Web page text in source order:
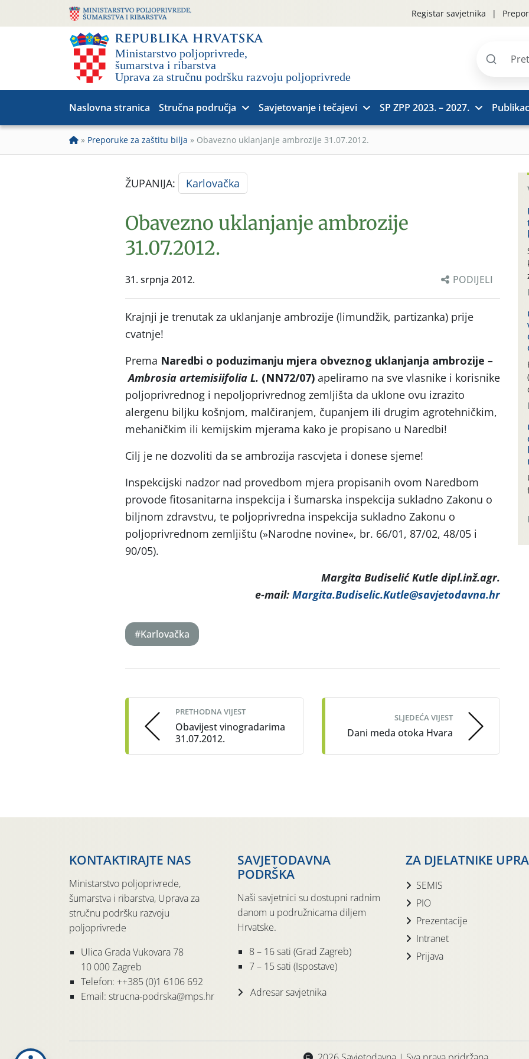
Registar savjetnika
Pretraži
Naslovna stranica Stručna područja Savjetovanje i tečajevi SP ZPP 2023. – 2027.
» Preporuke za zaštitu bilja » Obavezno uklanjanje ambrozije 31.07.2012.
ŽUPANIJA: Karlovačka
Obavezno uklanjanje ambrozije
31.07.2012.
31. srpnja 2012. PODIJELI
Krajnji je trenutak za uklanjanje ambrozije (limundžik, partizanka) prije
cvatnje!
Prema Naredbi o poduzimanju mjera obveznog uklanjanja ambrozije –
Ambrosia artemisiifolia L. (NN72/07) apeliramo na sve vlasnike i korisnike
poljoprivrednog i nepoljoprivrednog zemljišta da uklone ovu izrazito
alergenu biljku košnjom, malčiranjem, čupanjem ili drugim agrotehničkim,
mehaničkim ili kemijskim mjerama kako je propisano u Naredbi!
Cilj je ne dozvoliti da se ambrozija rascvjeta i donese sjeme!
Inspekcijski nadzor nad provedbom mjera propisanih ovom Naredbom
provode fitosanitarna inspekcija i šumarska inspekcija sukladno Zakonu o
biljnom zdravstvu, te poljoprivredna inspekcija sukladno Zakonu o
poljoprivrednom zemljištu (»Narodne novine«, br. 66/01, 87/02, 48/05 i
90/05).
Margita Budiselić Kutle dipl.inž.agr.
e-mail: Margita.Budiselic.Kutle@savjetodavna.hr
#Karlovačka
navigation
PRETHODNA VIJEST
Obavijest vinogradarima
31.07.2012.
SLJEDEĆA VIJEST
Dani meda otoka Hvara
KONTAKTIRAJTE NAS
Ministarstvo poljoprivrede,
šumarstva i ribarstva, Uprava za
stručnu podršku razvoju
poljoprivrede
Ulica Grada Vukovara 78
10 000 Zagreb
Telefon: ++385 (0)1 6106 692
Email: strucna-podrska@mps.hr
SAVJETODAVNA
PODRŠKA
Naši savjetnici su dostupni radnim
danom u podružnicama diljem
Hrvatske.
8 – 16 sati (Grad Zagreb)
7 – 15 sati (Ispostave)
Adresar savjetnika
ZA DJELATNIKE
SEMIS
PIO
Prezentacije
Intranet
Prijava